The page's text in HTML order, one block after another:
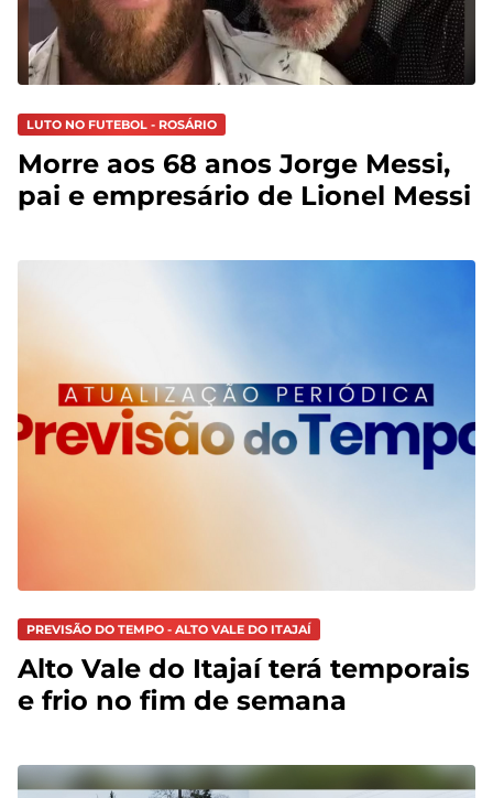
LUTO NO FUTEBOL - ROSÁRIO
Morre aos 68 anos Jorge Messi,
pai e empresário de Lionel Messi
PREVISÃO DO TEMPO - ALTO VALE DO ITAJAÍ
Alto Vale do Itajaí terá temporais
e frio no fim de semana